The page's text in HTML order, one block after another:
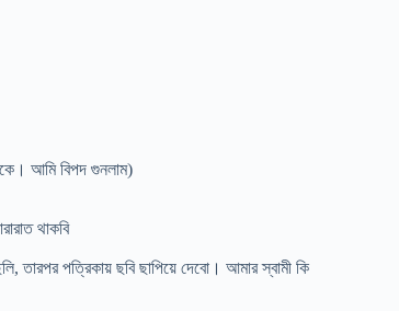
আমি বিপদ গুনলাম)
থাকবি
পত্রিকায় ছবি ছাপিয়ে দেবো। আমার স্বামী কি